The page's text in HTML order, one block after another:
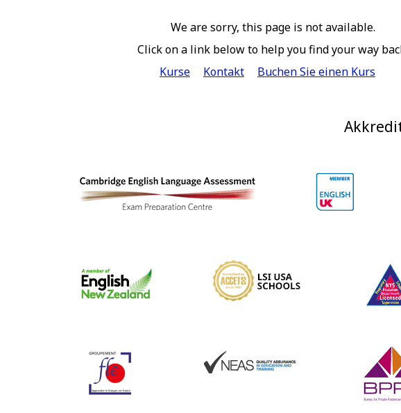
We are sorry, this page is not available.
Click on a link below to help you find your way
Kurse
Kontakt Buchen Sie einen Kurs